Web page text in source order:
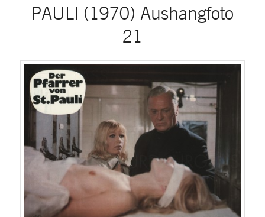
PAULI (1970) Aushangfoto
21